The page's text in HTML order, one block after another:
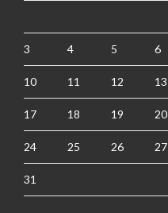
3 4 5 6
10 11 12 13
17 18 19 20
24 25 26 27
31